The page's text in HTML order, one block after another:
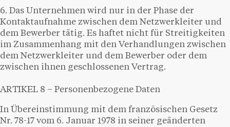
6. Das Unternehmen wird nur in der Phase der
Kontaktaufnahme zwischen dem Netzwerkleiter und
dem Bewerber tätig. Es haftet nicht für Streitigkeiten
im Zusammenhang mit den Verhandlungen zwischen
dem Netzwerkleiter und dem Bewerber oder dem
zwischen ihnen geschlossenen Vertrag.
ARTIKEL 8 – Personenbezogene Daten
In Übereinstimmung mit dem französischen Gesetz
Nr. 78-17 vom 6. Januar 1978 in seiner geänderten